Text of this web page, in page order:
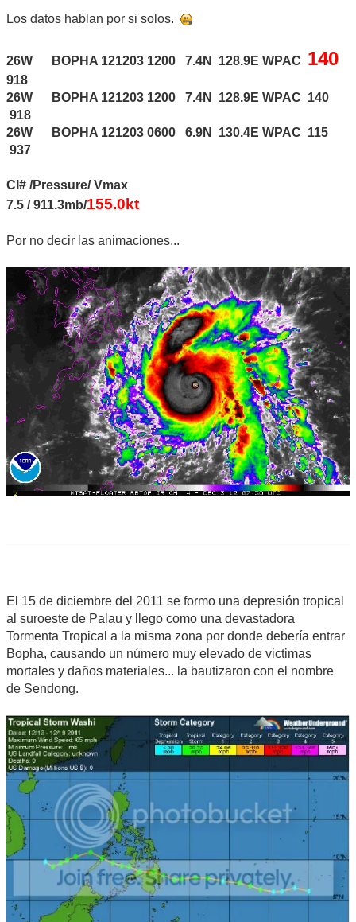
Los datos hablan por si solos.
26W BOPHA 121203 1200 7.4N 128.9E WPAC 140
918
26W BOPHA 121203 1200 7.4N 128.9E WPAC 140
918
26W BOPHA 121203 0600 6.9N 130.4E WPAC 115
937
CI# /Pressure/ Vmax
7.5 / 911.3mb/155.0kt
Por no decir las animaciones...
El 15 de diciembre del 2011 se formo una depresión tropical
al suroeste de Palau y llego como una devastadora
Tormenta Tropical a la misma zona por donde debería entrar
Bopha, causando un número muy elevado de victimas
mortales y daños materiales... la bautizaron con el nombre
de Sendong.